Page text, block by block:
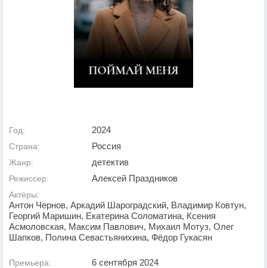
Год: 2024
Страна: Россия
Жанр: детектив
Режиссер: Алексей Праздников
Актёры:
Антон Чернов, Аркадий Шароградский, Владимир Ковтун,
Георгий Маришин, Екатерина Соломатина, Ксения
Асмоловская, Максим Павлович, Михаил Мотуз, Олег
Шапков, Полина Севастьянихина, Фёдор Гукасян
Премьера: 6 сентября 2024